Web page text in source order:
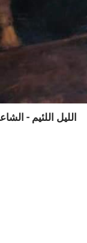
الليل اللئيم -